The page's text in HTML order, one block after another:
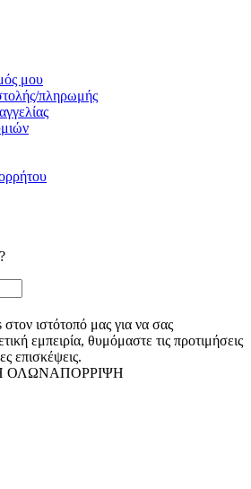
μου
πληρωμής
ιστότοπό μας για να σας
εμπειρία, θυμόμαστε τις προτιμήσεις
επισκέψεις.
ΟΛΩΝΑΠΟΡΡΙΨΗ